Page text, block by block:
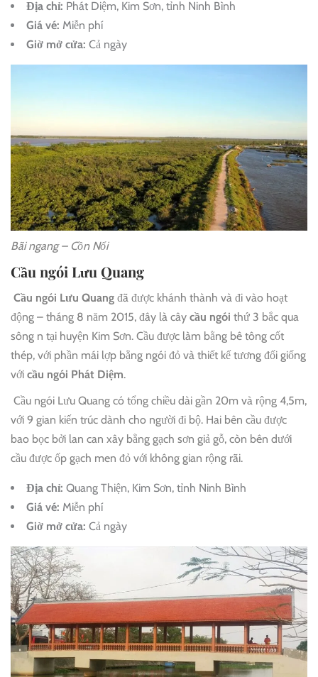
Địa chỉ: Phát Diệm, Kim Sơn, tỉnh Ninh Bình
Giá vé: Miễn phí
Giờ mở cửa: Cả ngày
Bãi ngang – Cồn Nổi
Cầu ngói Lưu Quang
Cầu ngói Lưu Quang đã được khánh thành và đi vào hoạt
động – tháng 8 năm 2015, đây là cây cầu ngói thứ 3 bắc qua
sông n tại huyện Kim Sơn. Cầu được làm bằng bê tông cốt
thép, với phần mái lợp bằng ngói đỏ và thiết kế tương đối giống
với cầu ngói Phát Diệm.
Cầu ngói Lưu Quang có tổng chiều dài gần 20m và rộng 4,5m,
với 9 gian kiến trúc dành cho người đi bộ. Hai bên cầu được
bao bọc bởi lan can xây bằng gạch sơn giả gỗ, còn bên dưới
cầu được ốp gạch men đỏ với không gian rộng rãi.
Địa chỉ: Quang Thiện, Kim Sơn, tỉnh Ninh Bình
Giá vé: Miễn phí
Giờ mở cửa: Cả ngày